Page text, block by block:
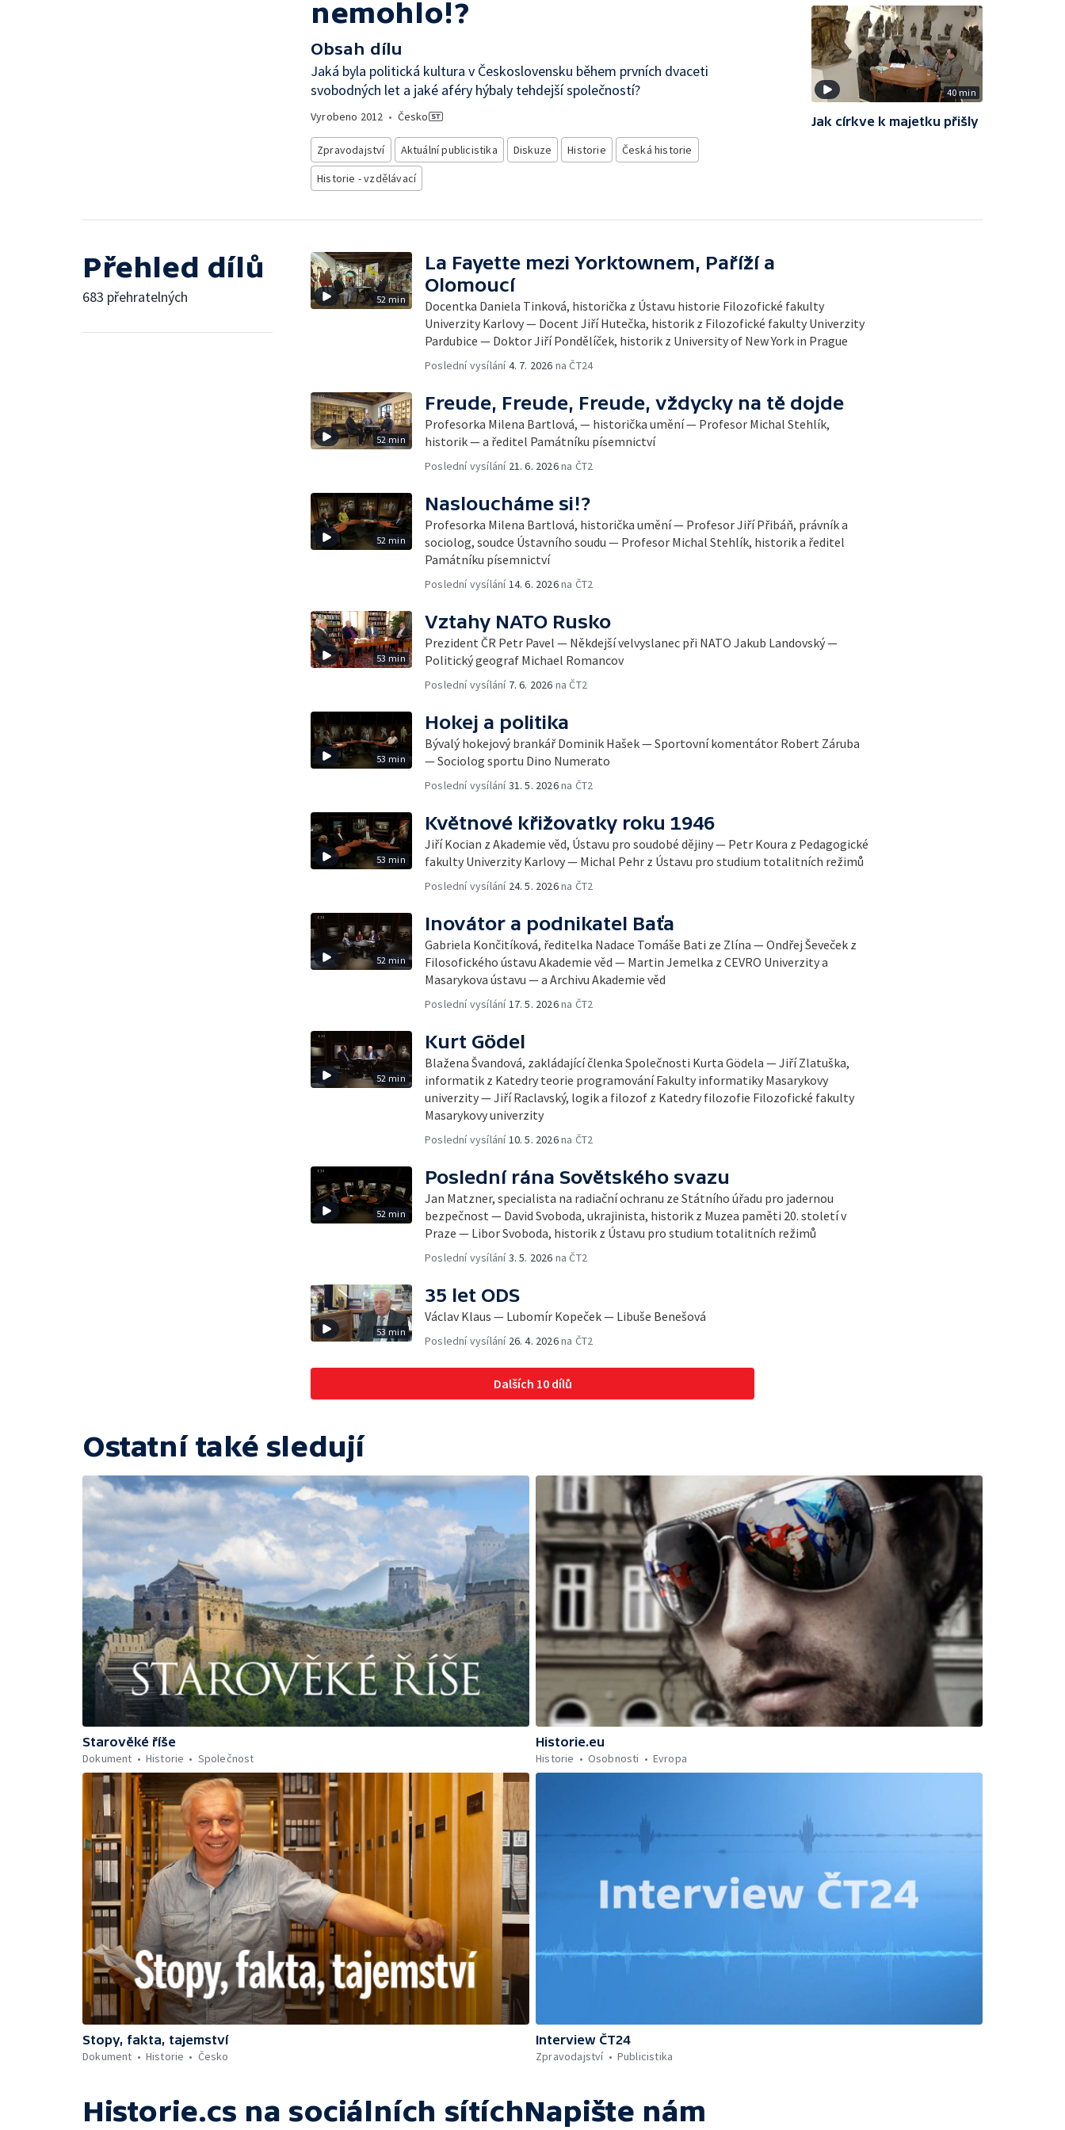
nemohlo!?
Obsah dílu
Jaká byla politická kultura v Československu během prvních dvaceti
svobodných let a jaké aféry hýbaly tehdejší společností?
Vyrobeno 2012 • Česko
Zpravodajství Aktuální publicistika Diskuze Historie
Česká historie
Historie - vzdělávací
40 min
Jak církve k majetku přišly
Přehled dílů
683 přehratelných 52 min
La Fayette mezi Yorktownem, Paříží a
Olomoucí
Docentka Daniela Tinková, historička z Ústavu historie Filozofické fakulty
Univerzity Karlovy — Docent Jiří Hutečka, historik z Filozofické fakulty Univerzity
Pardubice — Doktor Jiří Pondělíček, historik z University of New York in Prague
Poslední vysílání4. 7. 2026 na ČT24
52 min
Freude, Freude, Freude, vždycky na tě dojde
Profesorka Milena Bartlová, — historička umění — Profesor Michal Stehlík,
historik — a ředitel Památníku písemnictví
Poslední vysílání 21. 6. 2026na ČT2
52 min
Nasloucháme si!?
Profesorka Milena Bartlová, historička umění — Profesor Jiří Přibáň, právník a
sociolog, soudce Ústavního soudu — Profesor Michal Stehlík, historik a ředitel
Památníku písemnictví
Poslední vysílání14. 6. 2026na ČT2
53 min
Vztahy NATO Rusko
Prezident ČR Petr Pavel — Někdejší velvyslanec při NATO Jakub Landovský —
Politický geograf Michael Romancov
Poslední vysílání 7. 6. 2026 na ČT2
53 min
Hokej a politika
Bývalý hokejový brankář Dominik Hašek — Sportovní komentátor Robert Záruba
— Sociolog sportu Dino Numerato
Poslední vysílání31. 5. 2026na ČT2
53 min
Květnové křižovatky roku 1946
Jiří Kocian z Akademie věd, Ústavu pro soudobé dějiny — Petr Koura z Pedagogické
fakulty Univerzity Karlovy — Michal Pehr z Ústavu pro studium totalitních režimů
Poslední vysílání 24. 5. 2026na ČT2
52 min
Inovátor a podnikatel Baťa
Gabriela Končitíková, ředitelka Nadace Tomáše Bati ze Zlína — Ondřej Ševeček z
Filosofického ústavu Akademie věd — Martin Jemelka z CEVRO Univerzity a
Masarykova ústavu — a Archivu Akademie věd
Poslední vysílání17. 5. 2026na ČT2
52 min
Kurt Gödel
Blažena Švandová, zakládající členka Společnosti Kurta Gödela — Jiří Zlatuška,
informatik z Katedry teorie programování Fakulty informatiky Masarykovy
univerzity — Jiří Raclavský, logik a filozof z Katedry filozofie Filozofické fakulty
Masarykovy univerzity
Poslední vysílání10. 5. 2026na ČT2
52 min
Poslední rána Sovětského svazu
Jan Matzner, specialista na radiační ochranu ze Státního úřadu pro jadernou
bezpečnost — David Svoboda, ukrajinista, historik z Muzea paměti 20. století v
Praze — Libor Svoboda, historik z Ústavu pro studium totalitních režimů
Poslední vysílání3. 5. 2026 na ČT2
53 min
35 let ODS
Václav Klaus — Lubomír Kopeček — Libuše Benešová
Poslední vysílání 26. 4. 2026na ČT2
Dalších 10 dílů
Ostatní také sledují
Starověké říše
Dokument
Historie Společnost
Historie.eu
Historie
Osobnosti Evropa
Stopy, fakta, tajemství
Dokument
Historie Česko
Interview ČT24
Zpravodajství
Publicistika
Historie.cs na sociálních sítíchNapište nám